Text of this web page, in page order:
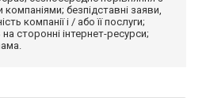
безпідставні заяви,
компанії і / або її послуги;
сторонні інтернет-ресурси;